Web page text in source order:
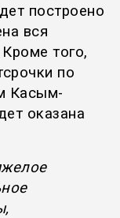
построено
вся
того,
по
Касым-
оказана